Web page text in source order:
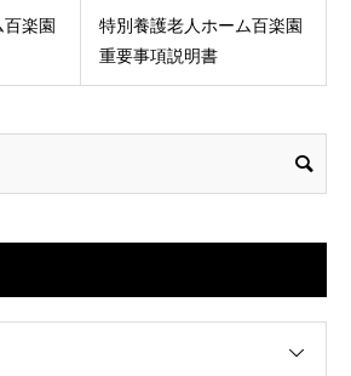
楽園
特別養護老人ホーム百楽園
重要事項説明書